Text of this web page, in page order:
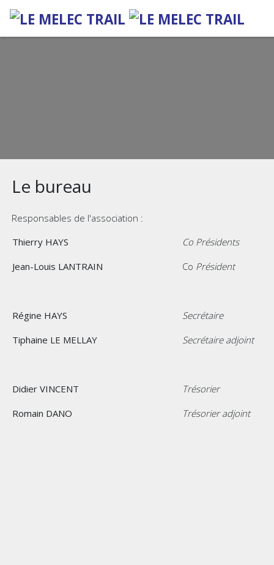
Le bureau
Responsables de l'association :
Thierry HAYS
Co Présidents
Jean-Louis LANTRAIN
Co Président
Régine HAYS
Secrétaire
Tiphaine LE MELLAY
Secrétaire adjoint
Didier VINCENT
Trésorier
Romain DANO
Trésorier adjoint